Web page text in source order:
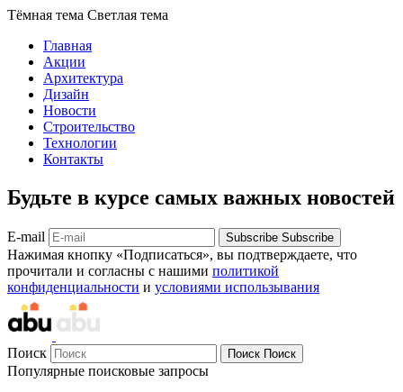
Тёмная тема Светлая тема
Главная
Акции
Архитектура
Дизайн
Новости
Строительство
Технологии
Контакты
Будьте в курсе самых важных новостей
E-mail Subscribe Subscribe
Нажимая кнопку «Подписаться», вы подтверждаете, что
прочитали и согласны с нашими политикой
конфиденциальности и условиями использывания
Поиск Поиск Поиск
Популярные поисковые запросы